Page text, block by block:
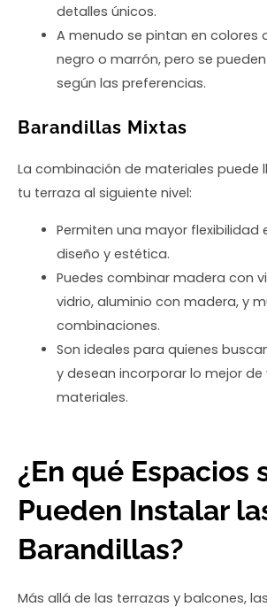
detalles únicos.
A menudo se pintan en colores
negro o marrón, pero se
según las preferencias.
Barandillas Mixtas
La combinación de materiales puede
tu terraza al siguiente nivel:
Permiten una mayor flexibilidad
diseño y estética.
Puedes combinar madera con
vidrio, aluminio con madera, y
combinaciones.
Son ideales para quienes
y desean incorporar lo mejor de
materiales.
¿En qué Espacios
Pueden Instalar
Barandillas?
Más allá de las terrazas y balcones,